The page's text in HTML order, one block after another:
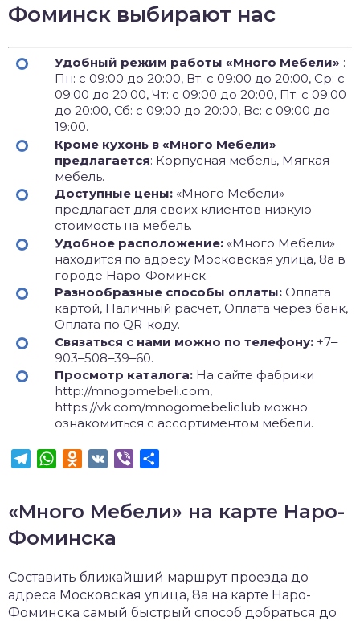
Фоминск выбирают нас
Удобный режим работы «Много Мебели» :
Пн: с 09:00 до 20:00, Вт: с 09:00 до 20:00, Ср: с
09:00 до 20:00, Чт: с 09:00 до 20:00, Пт: с 09:00
до 20:00, Сб: с 09:00 до 20:00, Вс: с 09:00 до
19:00.
Кроме кухонь в «Много Мебели»
предлагается: Корпусная мебель, Мягкая
мебель.
Доступные цены: «Много Мебели»
предлагает для своих клиентов низкую
стоимость на мебель.
Удобное расположение: «Много Мебели»
находится по адресу Московская улица, 8а в
городе Наро-Фоминск.
Разнообразные способы оплаты: Оплата
картой, Наличный расчёт, Оплата через банк,
Оплата по QR-коду.
Связаться с нами можно по телефону: +7‒
903‒508‒39‒60.
Просмотр каталога: На сайте фабрики
http://mnogomebeli.com,
https://vk.com/mnogomebeliclub можно
ознакомиться с ассортиментом мебели.
TelegramWhatsApp
Odnoklassniki
VK Viber
«Много Мебели» на карте Наро-
Фоминска
Составить ближайший маршрут проезда до
адреса Московская улица, 8а на карте Наро-
Фоминска самый быстрый способ добраться до